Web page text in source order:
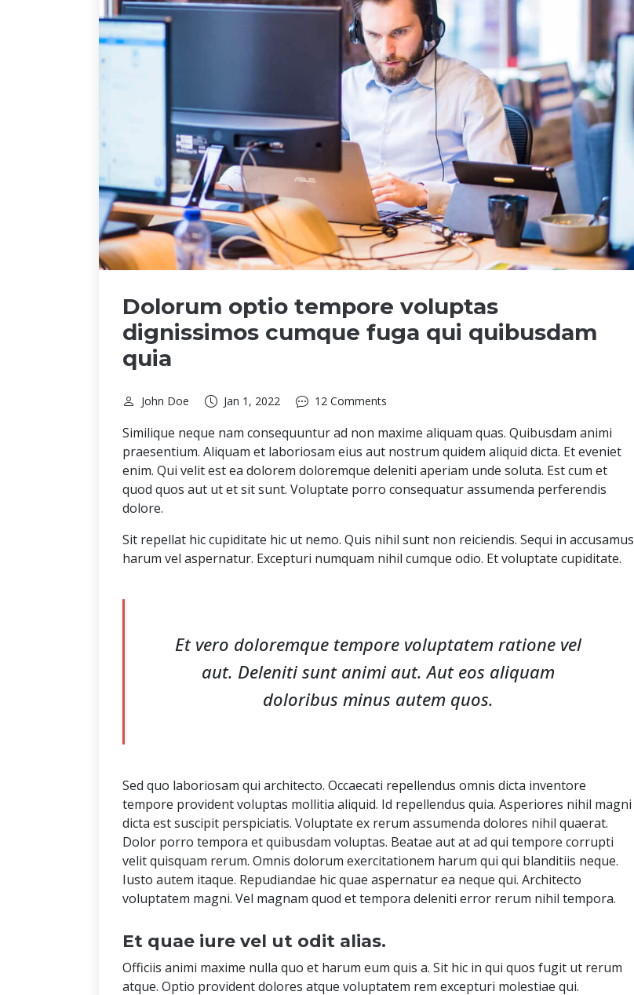
Dolorum optio tempore voluptas
dignissimos cumque fuga qui quibusdam
quia
John Doe Jan 1, 2022 12 Comments
Similique neque nam consequuntur ad non maxime aliquam quas. Quibusdam animi
praesentium. Aliquam et laboriosam eius aut nostrum quidem aliquid dicta. Et eveniet
enim. Qui velit est ea dolorem doloremque deleniti aperiam unde soluta. Est cum et
quod quos aut ut et sit sunt. Voluptate porro consequatur assumenda perferendis
dolore.
Sit repellat hic cupiditate hic ut nemo. Quis nihil sunt non reiciendis. Sequi in accusamus
harum vel aspernatur. Excepturi numquam nihil cumque odio. Et voluptate cupiditate.
Et vero doloremque tempore voluptatem ratione vel
aut. Deleniti sunt animi aut. Aut eos aliquam
doloribus minus autem quos.
Sed quo laboriosam qui architecto. Occaecati repellendus omnis dicta inventore
tempore provident voluptas mollitia aliquid. Id repellendus quia. Asperiores nihil magni
dicta est suscipit perspiciatis. Voluptate ex rerum assumenda dolores nihil quaerat.
Dolor porro tempora et quibusdam voluptas. Beatae aut at ad qui tempore corrupti
velit quisquam rerum. Omnis dolorum exercitationem harum qui qui blanditiis neque.
Iusto autem itaque. Repudiandae hic quae aspernatur ea neque qui. Architecto
voluptatem magni. Vel magnam quod et tempora deleniti error rerum nihil tempora.
Et quae iure vel ut odit alias.
Officiis animi maxime nulla quo et harum eum quis a. Sit hic in qui quos fugit ut rerum
atque. Optio provident dolores atque voluptatem rem excepturi molestiae qui.